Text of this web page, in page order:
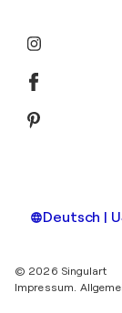
Deutsch |
© 2026 Singulart
Impressum.